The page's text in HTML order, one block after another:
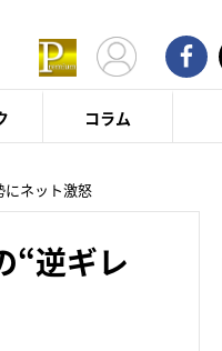
コラム
にネット激怒
“逆ギレ